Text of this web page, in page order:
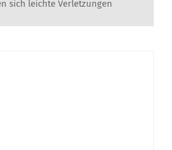
sich leichte Verletzungen